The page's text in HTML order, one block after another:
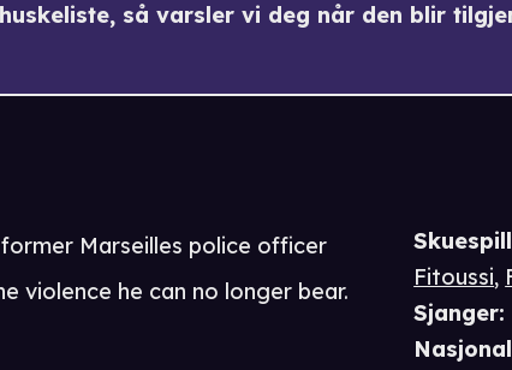
så varsler vi deg når den blir
Fitoussi,
Sjanger:
Marseilles police officer
violence he can no longer bear.